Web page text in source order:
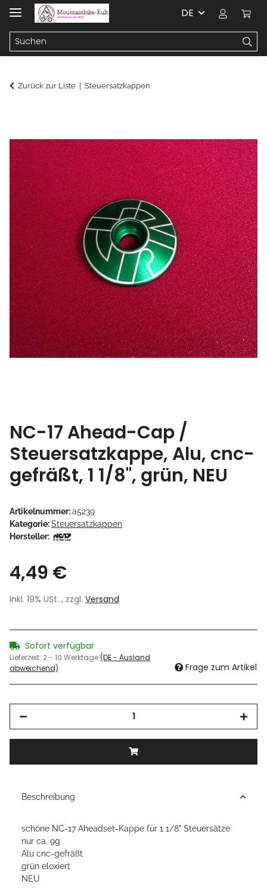
DE
Zurück zur Liste Steuersatzkappen
NC-17 Ahead-Cap /
Steuersatzkappe, Alu, cnc-
gefräßt, 1 1/8", grün, NEU
Artikelnummer:a5239
Kategorie:Steuersatzkappen
Hersteller:
4,49 €
inkl. 19% USt. , zzgl. Versand
Sofort verfügbar
Lieferzeit: 2 - 10 Werktage(DE - Ausland
abweichend)
Frage zum Artikel
Beschreibung
schöne NC-17 Aheadset-Kappe für 1 1/8" Steuersätze
nur ca. 9g
Alu cnc-gefräßt
grün eloxiert
NEU